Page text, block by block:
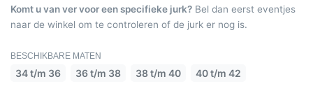
Komt u van ver voor een specifieke jurk? Bel dan eerst eventjes
naar de winkel om te controleren of de jurk er nog is.
BESCHIKBARE MATEN
34 t/m 36 36 t/m 38 38 t/m 40 40 t/m 42